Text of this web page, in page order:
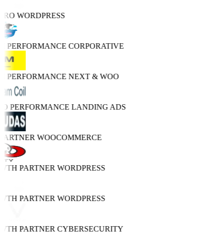
WORDPRESS
PERFORMANCECORPORATIVE
PERFORMANCENEXT & WOO
PERFORMANCELANDING ADS
WOOCOMMERCE
PARTNERWORDPRESS
PARTNERWORDPRESS
PARTNERCYBERSECURITY